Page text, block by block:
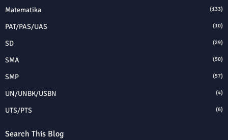
Matematika (133)
PAT/PAS/UAS (10)
SD (29)
SMA (50)
SMP (57)
UN/UNBK/USBN (4)
UTS/PTS (6)
Search This Blog